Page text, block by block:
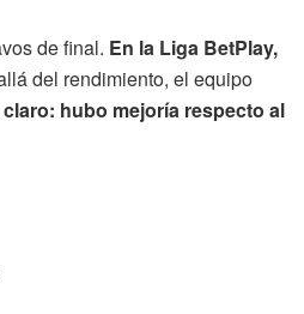
de final. En la Liga BetPlay,
del rendimiento, el equipo
hubo mejoría respecto al